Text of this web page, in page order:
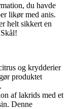
du havde
likør med anis.
helt sikkert en
og krydderier
produktet
af lakrids med et
Denne